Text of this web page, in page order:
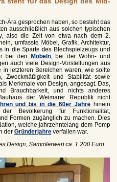
Ära gesprochen haben, so besteht das
ausschließlich aus solchen typischen
also die Zeit von etwa nach dem 2.
umfasste Möbel, Grafik, Architektur,
in die Sparte des Blechspielzeugs und
bei den Möbeln, bei der Wohn- und
auch viele Design-Vorstellungen aus
in letzteren Bereichen waren, wie sollte
und Stabilität sowie
Merkmale von Design, angesagt. Das,
Brauchbarkeit, und nichts anderes
der Weimarer Republik nicht
und bis in die 60er Jahre hinein
Bevölkerung für Funktionalität,
Formen zugänglich zu machen. Dies
welche jahrzehntelang dem Pomp
der Gründerjahre verfallen war.
Design, Sammlerwert ca. 1.200 Euro